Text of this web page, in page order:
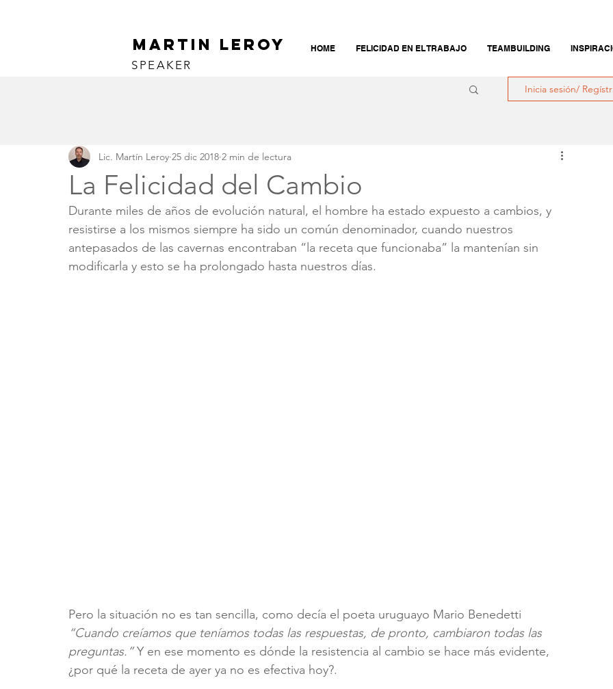
martin leroy
SPEAKER
HOME FELICIDAD EN EL TRABAJO TEAMBUILDING
Inicia sesión/
La Felicidad del Cambio
Lic. Martín Leroy 25 dic 2018 2 min de lectura
Durante miles de años de evolución natural, el hombre ha estado expuesto a cambios, y
resistirse a los mismos siempre ha sido un común denominador, cuando nuestros
antepasados de las cavernas encontraban “la receta que funcionaba” la mantenían sin
modificarla y esto se ha prolongado hasta nuestros días.
Pero la situación no es tan sencilla, como decía el poeta uruguayo Mario Benedetti
“Cuando creíamos que teníamos todas las respuestas, de pronto, cambiaron todas las
preguntas.” Y en ese momento es dónde la resistencia al cambio se hace más evidente,
¿por qué la receta de ayer ya no es efectiva hoy?.